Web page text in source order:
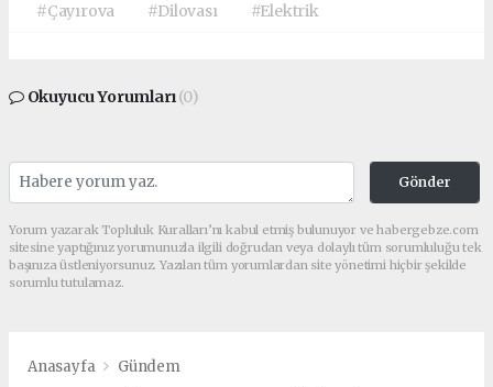
#Çayırova
#Dilovası #Elektrik
Okuyucu Yorumları(0)
Gönder
Yorum yazarak Topluluk Kuralları’nı kabul etmiş bulunuyor ve habergebze.com
sitesine yaptığınız yorumunuzla ilgili doğrudan veya dolaylı tüm sorumluluğu tek
başınıza üstleniyorsunuz. Yazılan tüm yorumlardan site yönetimi hiçbir şekilde
sorumlu tutulamaz.
Anasayfa Gündem